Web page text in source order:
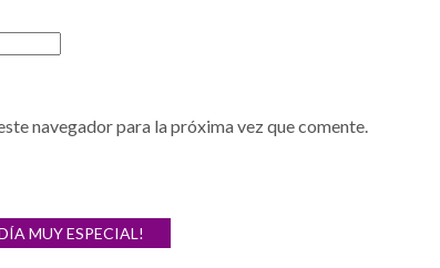
navegador para la próxima vez que comente.
MUY ESPECIAL!